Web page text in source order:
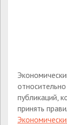
публикаций,
принять